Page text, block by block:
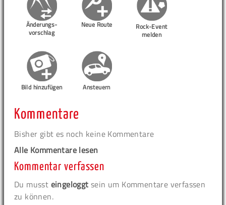
Änderungs-
vorschlag
Neue Route
Rock-Event
melden
Bild hinzufügen Ansteuern
Kommentare
Bisher gibt es noch keine Kommentare
Alle Kommentare lesen
Kommentar verfassen
Du musst eingeloggt sein um Kommentare verfassen
zu können.